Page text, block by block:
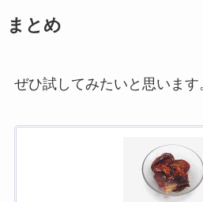
まとめ
ぜひ試してみたいと思います